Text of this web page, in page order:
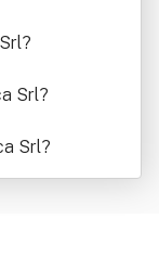
?
Srl?
Srl?